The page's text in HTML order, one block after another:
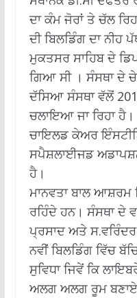
ਦਾ ਕੰਮ ਜੋਰਾਂ ਤੇ ਚੱਲ
ਦੀ ਬਿਲਡਿੰਗ ਦਾ ਨੀਹ
ਮੁਕਤਸਰ ਸਾਹਿਬ ਦੇ
ਗਿਆ ਸੀ । ਸੰਸਥਾ ਦੇ
ਦੱਸਿਆ ਸੰਸਥਾ ਵੱਲੋਂ
ਚਲਾਇਆ ਜਾ ਰਿਹਾ ਹੈ।
ਚਾਇਲਡ ਕੇਅਰ
ਸਪੈਸ਼ਲਾਈਜਡ
ਹੈ।
ਮਾਨਵਤਾ ਬਾਲ ਆਸ਼ਰਮ
ਰਹਿੰਦੇ ਹਨ। ਸੰਸਥਾ ਦੇ
ਪ੍ਰਸਾਦ ਅਤੇ
ਨਵੀਂ ਬਿਲਡਿੰਗ ਵਿੱਚ
ਸੁਵਿਧਾ ਜਿਵੇਂ ਕਿ
ਅਲਗ ਅਲਗ ਰੂਮ